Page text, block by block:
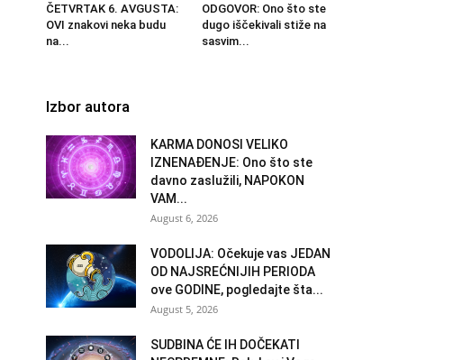
ČETVRTAK 6. AVGUSTA:
OVI znakovi neka budu
na...
ODGOVOR: Ono što ste
dugo iščekivali stiže na
sasvim...
Izbor autora
KARMA DONOSI VELIKO
IZNENAĐENJE: Ono što ste
davno zaslužili, NAPOKON
VAM...
August 6, 2026
VODOLIJA: Očekuje vas JEDAN
OD NAJSREĆNIJIH PERIODA
ove GODINE, pogledajte šta...
August 5, 2026
SUDBINA ĆE IH DOČEKATI